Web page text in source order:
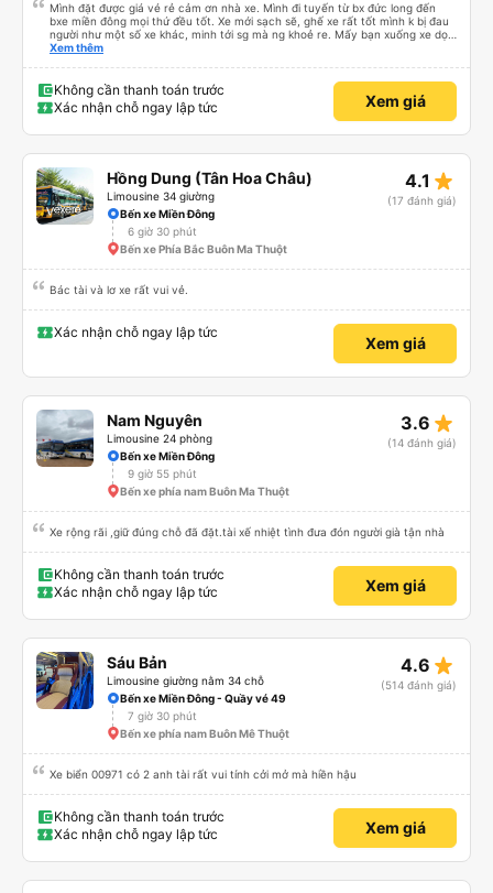
Mình đặt được giá vé rẻ cảm ơn nhà xe. Mình đi tuyến từ bx đức long đến
bxe miền đông mọi thứ đều tốt. Xe mới sạch sẽ, ghế xe rất tốt mình k bị đau
người như một số xe khác, minh tới sg mà ng khoẻ re. Mấy bạn xuống xe dọc
đg để ý xíu là ổn.
Xem thêm
Không cần thanh toán trước
Xác nhận chỗ ngay lập tức
Xem giá
Hồng Dung (Tân Hoa Châu)
Limousine 34 giường
4.1 star_rate
(17 đánh giá)
Bến xe Miền Đông
6 giờ 30 phút
Bến xe Phía Bắc Buôn Ma Thuột
Bác tài và lơ xe rất vui vẻ.
Xác nhận chỗ ngay lập tức
Xem giá
Nam Nguyên
Limousine 24 phòng
3.6 star_rate
(14 đánh giá)
Bến xe Miền Đông
9 giờ 55 phút
Bến xe phía nam Buôn Ma Thuột
Xe rộng rãi ,giữ đúng chỗ đã đặt.tài xế nhiệt tình đưa đón người già tận nhà
Không cần thanh toán trước
Xác nhận chỗ ngay lập tức
Xem giá
Sáu Bản
Limousine giường nằm 34 chỗ
4.6 star_rate
(514 đánh giá)
Bến xe Miền Đông - Quầy vé 49
7 giờ 30 phút
Bến xe phía nam Buôn Mê Thuột
Xe biển 00971 có 2 anh tài rất vui tính cởi mở mà hiền hậu
Không cần thanh toán trước
Xác nhận chỗ ngay lập tức
Xem giá